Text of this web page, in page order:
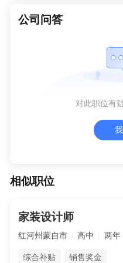
公司问答
对此职位有
相似职位
家装设计师
红河州蒙自市 高中 两年
综合补贴 销售奖金